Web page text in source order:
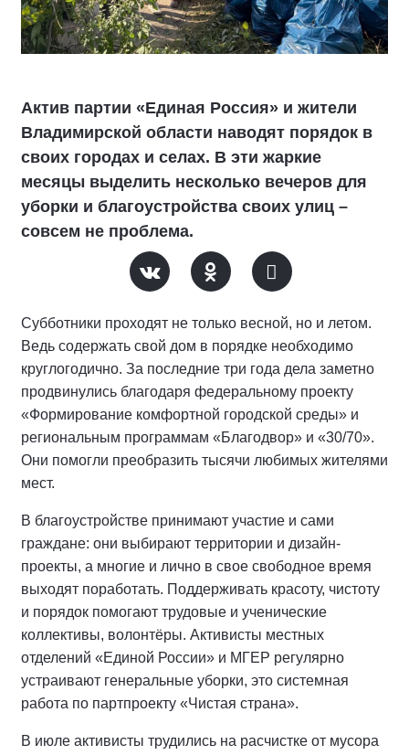
Актив партии «Единая Россия» и жители
Владимирской области наводят порядок в
своих городах и селах. В эти жаркие
месяцы выделить несколько вечеров для
уборки и благоустройства своих улиц –
совсем не проблема.
Субботники проходят не только весной, но и летом.
Ведь содержать свой дом в порядке необходимо
круглогодично. За последние три года дела заметно
продвинулись благодаря федеральному проекту
«Формирование комфортной городской среды» и
региональным программам «Благодвор» и «30/70».
Они помогли преобразить тысячи любимых жителями
мест.
В благоустройстве принимают участие и сами
граждане: они выбирают территории и дизайн-
проекты, а многие и лично в свое свободное время
выходят поработать. Поддерживать красоту, чистоту
и порядок помогают трудовые и ученические
коллективы, волонтёры. Активисты местных
отделений «Единой России» и МГЕР регулярно
устраивают генеральные уборки, это системная
работа по партпроекту «Чистая страна».
В июле активисты трудились на расчистке от мусора